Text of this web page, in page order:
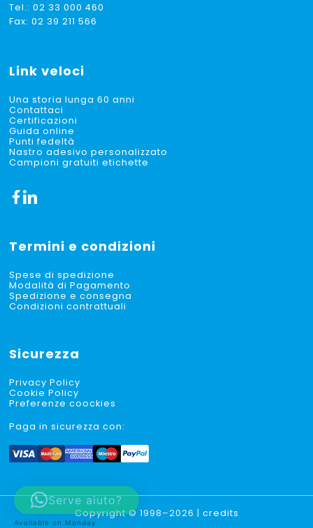
Tel.:02 33 000 460
Fax: 02 39 211 566
Link veloci
Una storia lunga 60 anni
Contattaci
Certificazioni
Guida online
Punti fedeltà
Nastro adesivo personalizzato
Campioni gratuiti etichette
Termini e condizioni
Spese di spedizione
Modalità di Pagamento
Spedizione e consegna
Condizioni contrattuali
Sicurezza
Privacy Policy
Cookie Policy
Preferenze coockies
Paga in sicurezza con:
Copyright © 1998–2026 | credits
Serve aiuto?
Available on Monday